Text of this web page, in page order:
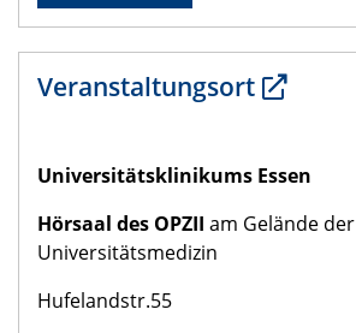
Veranstaltungsort
Universitätsklinikums Essen
Hörsaal des OPZII am Gelände der
Universitätsmedizin
Hufelandstr.55